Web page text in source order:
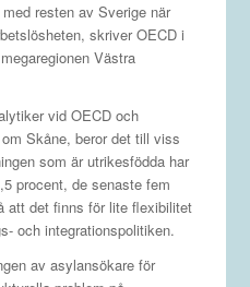
resten av Sverige när
skriver OECD i
Västra
vid OECD och
Skåne, beror det till viss
som är utrikesfödda har
procent, de senaste fem
att det finns för lite flexibilitet
och integrationspolitiken.
av asylansökare för